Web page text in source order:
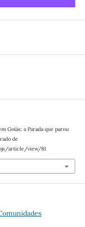
Goiás: a Parada que parou
de
article/view/81